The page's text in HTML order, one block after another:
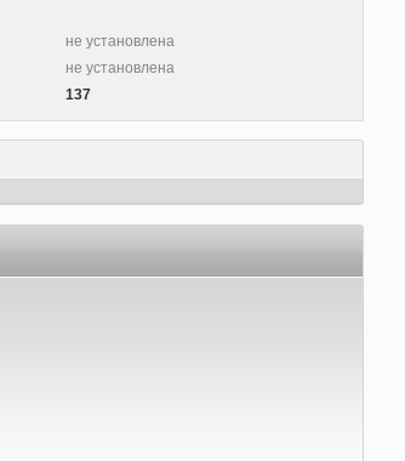
не установлена
не установлена
137